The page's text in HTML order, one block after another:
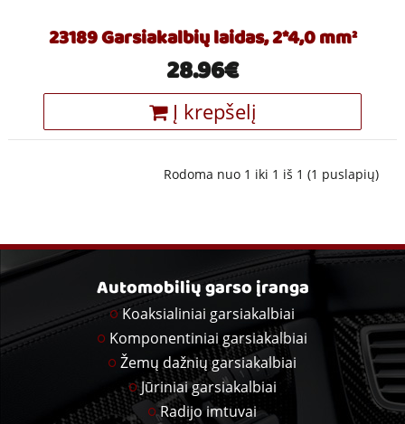
23189 Garsiakalbių laidas, 2*4,0 mm²
28.96€
Į krepšelį
Rodoma nuo 1 iki 1 iš 1 (1 puslapių)
Automobilių garso įranga
Koaksialiniai garsiakalbiai
Komponentiniai garsiakalbiai
Žemų dažnių garsiakalbiai
Jūriniai garsiakalbiai
Radijo imtuvai